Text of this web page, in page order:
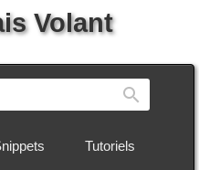
Volant
Tutoriels